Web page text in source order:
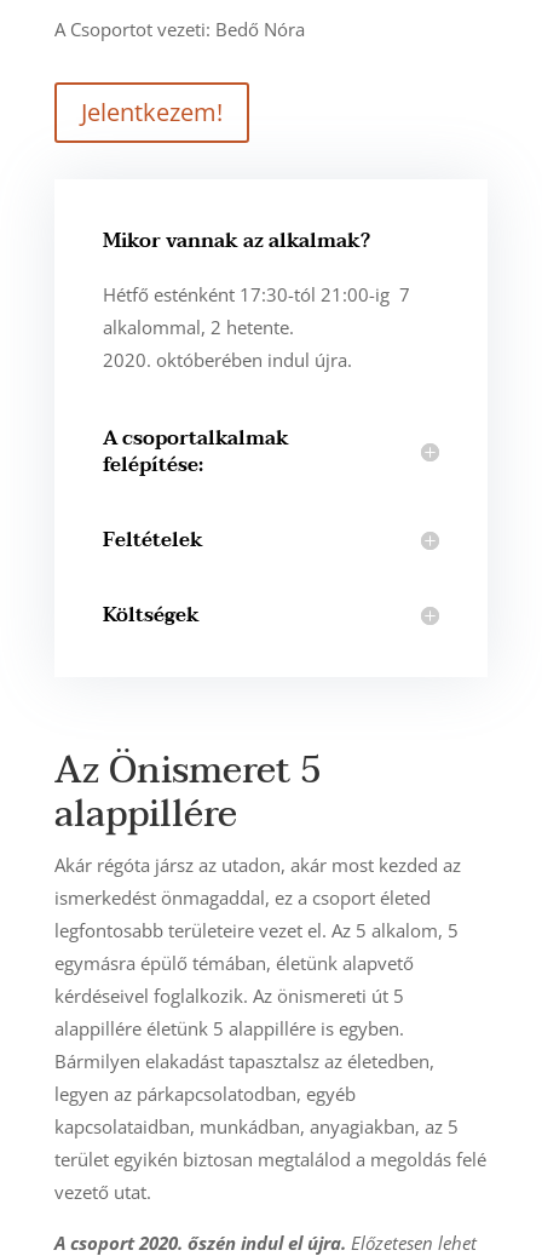
A Csoportot vezeti: Bedő Nóra
Jelentkezem!
Mikor vannak az alkalmak?
Hétfő esténként 17:30-tól 21:00-ig 7
alkalommal, 2 hetente.
2020. októberében indul újra.
A csoportalkalmak
felépítése:
Feltételek
Költségek
Az Önismeret 5
alappillére
Akár régóta jársz az utadon, akár most kezded az
ismerkedést önmagaddal, ez a csoport életed
legfontosabb területeire vezet el. Az 5 alkalom, 5
egymásra épülő témában, életünk alapvető
kérdéseivel foglalkozik. Az önismereti út 5
alappillére életünk 5 alappillére is egyben.
Bármilyen elakadást tapasztalsz az életedben,
legyen az párkapcsolatodban, egyéb
kapcsolataidban, munkádban, anyagiakban, az 5
terület egyikén biztosan megtalálod a megoldás felé
vezető utat.
A csoport 2020. őszén indul el újra. Előzetesen lehet